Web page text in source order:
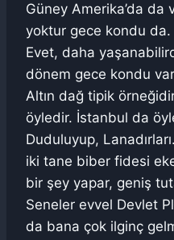
Güney Amerika’da da
yoktur gece kondu da.
Evet, daha
dönem gece kondu
Altın dağ tipik
öyledir. İstanbul da
Duduluyup,
iki tane biber fidesi
bir şey yapar, geniş
Seneler evvel Devlet
da bana çok ilginç